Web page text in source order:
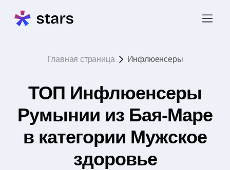
Главная страница Инфлюенсеры
ТОП Инфлюенсеры
Румынии из Бая-Маре
в категории Мужское
здоровье